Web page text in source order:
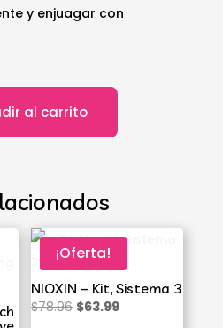
y enjuagar con
al carrito
¡Oferta!
NIOXIN – Kit, Sistema 3
$78.96 El
$63.99El